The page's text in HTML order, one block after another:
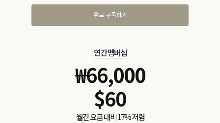
유료 구독하기
연간 멤버십
₩66,000
$60
월간 요금 대비 17% 저렴